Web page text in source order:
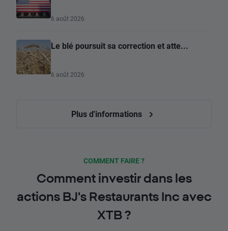
6 août 2026
Le blé poursuit sa correction et atte...
6 août 2026
Plus d'informations
COMMENT FAIRE ?
Comment investir dans les
actions BJ's Restaurants Inc avec
XTB ?